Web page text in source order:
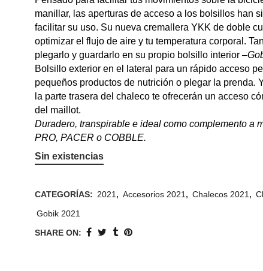
manillar, las aperturas de acceso a los bolsillos han
facilitar su uso. Su nueva cremallera YKK de doble
optimizar el flujo de aire y tu temperatura corporal.
plegarlo y guardarlo en su propio bolsillo interior –
Bolsillo exterior en el lateral para un rápido acceso
pequeños productos de nutrición o plegar la prenda.
la parte trasera del chaleco te ofrecerán un acceso
del maillot.
Duradero, transpirable e ideal como complemento a
PRO, PACER o COBBLE.
Sin existencias
CATEGORÍAS: 2021 , Accesorios 2021 , Chalecos 2021 ,
Gobik 2021
SHARE ON: